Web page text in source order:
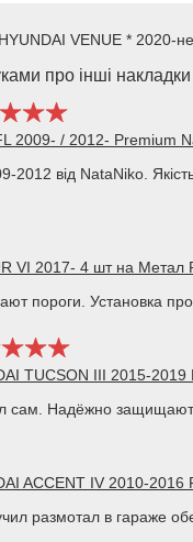
VENUE * 2020-
про інші
2009- / 2012- Premium
2012 від NataNiko.
VI 2017- 4 шт на Метал
пороги. Установка
TUCSON III 2015-
сам. Надёжно
ACCENT IV 2010-2016
размотал в гараже